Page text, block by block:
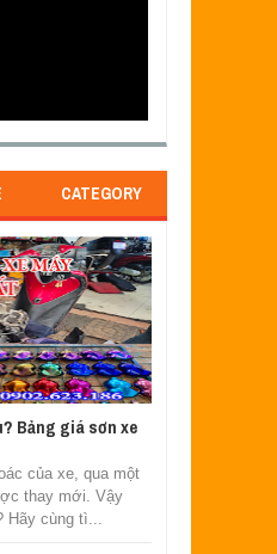
CATEGORY
Bảng giá sơn xe
của xe, qua một
thay mới. Vậy
cùng tì...